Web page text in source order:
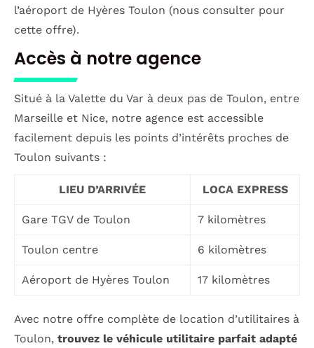
l’aéroport de Hyères Toulon (nous consulter pour
cette offre).
Accès à notre agence
Situé à la Valette du Var à deux pas de Toulon, entre
Marseille et Nice, notre agence est accessible
facilement depuis les points d’intérêts proches de
Toulon suivants :
LIEU D’ARRIVÉE LOCA EXPRESS
Gare TGV de Toulon 7 kilomètres
Toulon centre 6 kilomètres
Aéroport de Hyères Toulon 17 kilomètres
Avec notre offre complète de location d’utilitaires à
Toulon, trouvez le véhicule utilitaire parfait adapté